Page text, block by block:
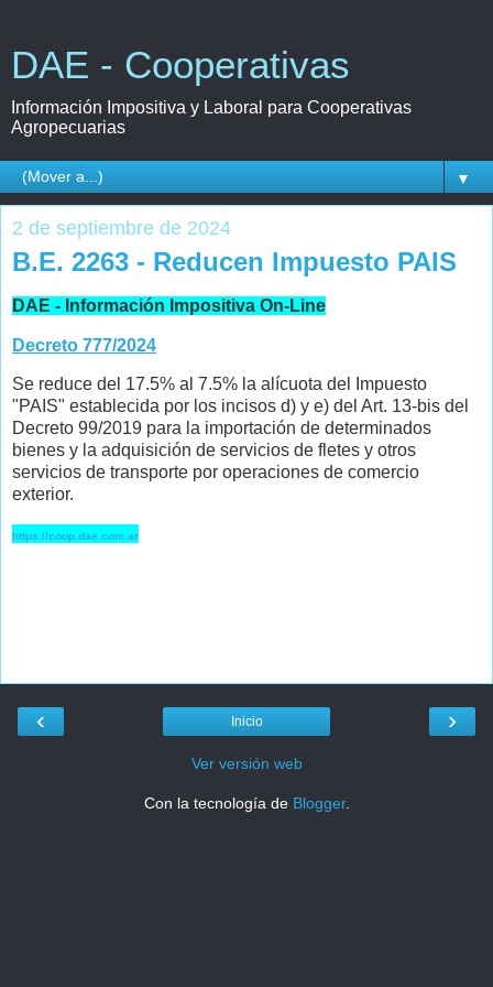
DAE - Cooperativas
Información Impositiva y Laboral para Cooperativas
Agropecuarias
▼
2 de septiembre de 2024
B.E. 2263 - Reducen Impuesto PAIS
DAE - Información Impositiva On-Line
Decreto 777/2024
Se reduce del 17.5% al 7.5% la alícuota del Impuesto
"PAIS" establecida por los incisos d) y e) del Art. 13-bis del
Decreto 99/2019 para la importación de determinados
bienes y la adquisición de servicios de fletes y otros
servicios de transporte por operaciones de comercio
exterior.
https://coop.dae.com.ar
‹ ›
Inicio
Ver versión web
Con la tecnología de Blogger.